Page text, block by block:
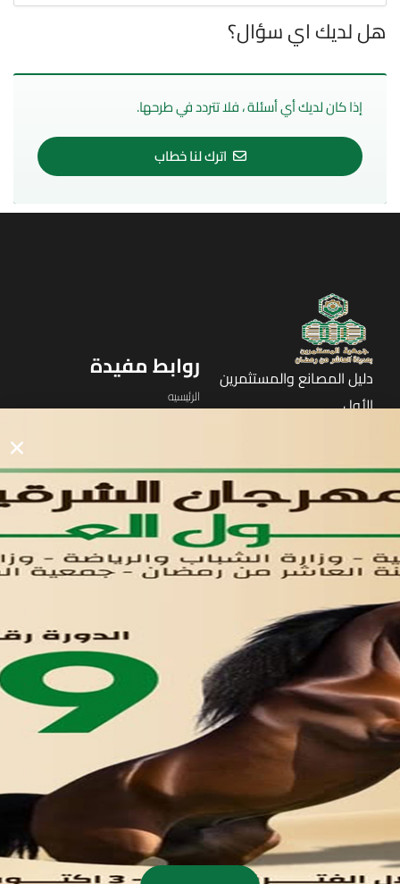
هل لديك اي سؤال؟
إذا كان لديك أي أسئلة ، فلا تتردد في طرحها.
اترك لنا خطاب
دليل المصانع والمستثمرين
الأول
روابط مفيدة
الرئيسيه
لوحه التحكم
اتصل بنا
تواصل معنا
مدينة العاشر من رمضان
01221020029
055-4494429
055-4494406
055-4494414
info.triaeg@yahoo.com
info@triaeg-guide.com